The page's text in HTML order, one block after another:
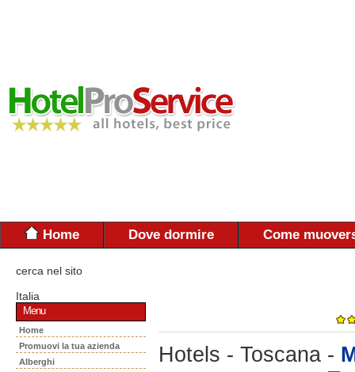
Home Dove dormire Come
cerca nel sito
Italia
Menu
Home
Promuovi la tua azienda
Alberghi
Hotels - Toscana -